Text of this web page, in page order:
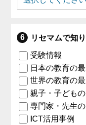
リセマムで知
受験情報
日本の教育の
世界の教育の
親子・子ども
専門家・先生
ICT活用事例